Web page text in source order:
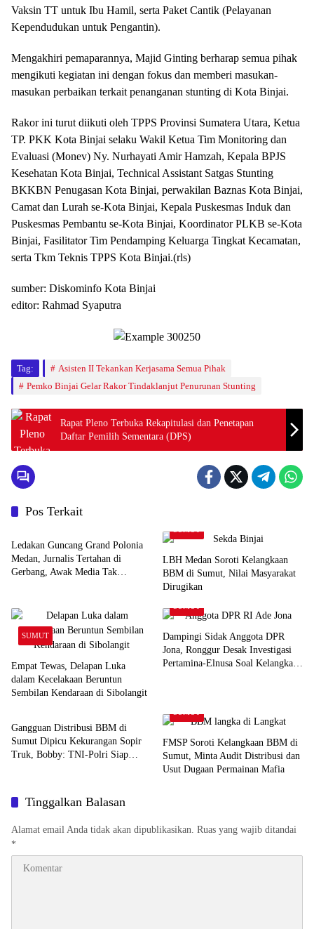
Vaksin TT untuk Ibu Hamil, serta Paket Cantik (Pelayanan
Kependudukan untuk Pengantin).
Mengakhiri pemaparannya, Majid Ginting berharap semua pihak
mengikuti kegiatan ini dengan fokus dan memberi masukan-
masukan perbaikan terkait penanganan stunting di Kota Binjai.
Rakor ini turut diikuti oleh TPPS Provinsi Sumatera Utara, Ketua
TP. PKK Kota Binjai selaku Wakil Ketua Tim Monitoring dan
Evaluasi (Monev) Ny. Nurhayati Amir Hamzah, Kepala BPJS
Kesehatan Kota Binjai, Technical Assistant Satgas Stunting
BKKBN Penugasan Kota Binjai, perwakilan Baznas Kota Binjai,
Camat dan Lurah se-Kota Binjai, Kepala Puskesmas Induk dan
Puskesmas Pembantu se-Kota Binjai, Koordinator PLKB se-Kota
Binjai, Fasilitator Tim Pendamping Keluarga Tingkat Kecamatan,
serta Tkm Teknis TPPS Kota Binjai.(rls)
sumber: Diskominfo Kota Binjai
editor: Rahmad Syaputra
Tag:
Asisten II Tekankan Kerjasama Semua Pihak
Pemko Binjai Gelar Rakor Tindaklanjut Penurunan Stunting
Rapat Pleno Terbuka Rekapitulasi dan Penetapan
Daftar Pemilih Sementara (DPS)
Pos Terkait
SUMUT
Ledakan Guncang Grand Polonia
Medan, Jurnalis Tertahan di
Gerbang, Awak Media Tak
LBH Medan Soroti Kelangkaan
BBM di Sumut, Nilai Masyarakat
Dirugikan
SUMUT
Empat Tewas, Delapan Luka
dalam Kecelakaan Beruntun
Sembilan Kendaraan di Sibolangit
Dampingi Sidak Anggota DPR
Jona, Ronggur Desak Investigasi
Pertamina-Elnusa Soal Kelangkaan
SUMUT
Gangguan Distribusi BBM di
Sumut Dipicu Kekurangan Sopir
Truk, Bobby: TNI-Polri Siap
FMSP Soroti Kelangkaan BBM di
Sumut, Minta Audit Distribusi dan
Usut Dugaan Permainan Mafia
Tinggalkan Balasan
Alamat email Anda tidak akan dipublikasikan. Ruas yang wajib ditandai
*